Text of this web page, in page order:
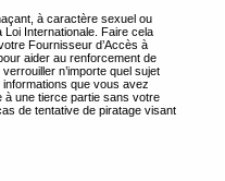
à caractère sexuel ou
Internationale. Faire cela
Fournisseur d’Accès à
aider au renforcement de
n’importe quel sujet
que vous avez
à une tierce partie sans votre
de tentative de piratage visant